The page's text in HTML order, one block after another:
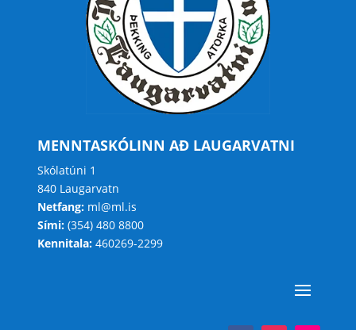
MENNTASKÓLINN AÐ LAUGARVATNI
Skólatúni 1
840 Laugarvatn
Netfang:ml@ml.is
Sími:(354) 480 8800
Kennitala:460269-2299